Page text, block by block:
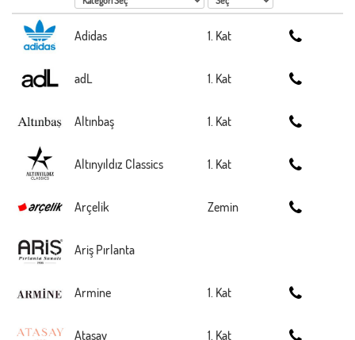
Adidas 1. Kat
adL 1. Kat
Altınbaş 1. Kat
Altınyıldız Classics 1. Kat
Arçelik Zemin
Ariş Pırlanta
Armine 1. Kat
Atasay 1. Kat